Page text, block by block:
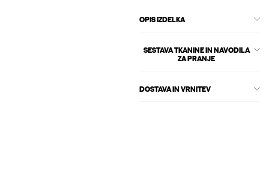
OPIS IZDELKA
SESTAVA TKANINE IN NAVODILA
ZA PRANJE
DOSTAVA IN VRNITEV